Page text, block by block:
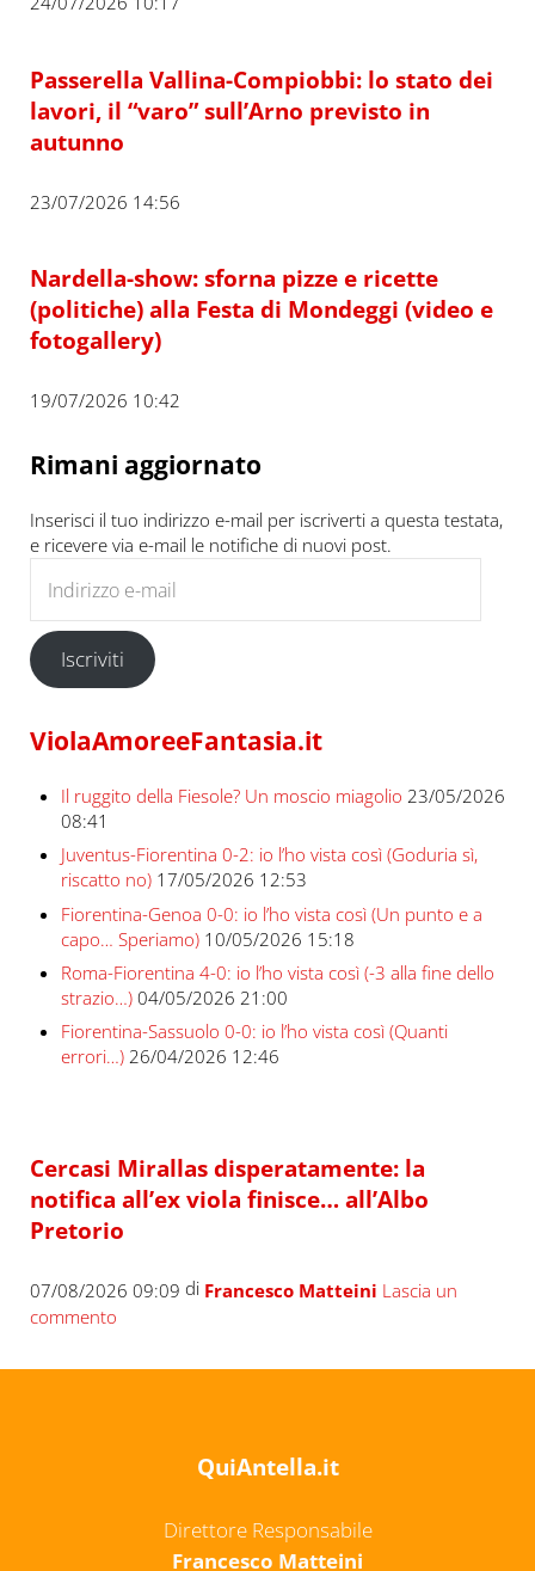
Passerella Vallina-Compiobbi: lo stato dei
lavori, il “varo” sull’Arno previsto in
autunno
23/07/2026 14:56
Nardella-show: sforna pizze e ricette
(politiche) alla Festa di Mondeggi (video e
fotogallery)
19/07/2026 10:42
Rimani aggiornato
Inserisci il tuo indirizzo e-mail per iscriverti a questa testata,
e ricevere via e-mail le notifiche di nuovi post.
Iscriviti
ViolaAmoreeFantasia.it
Il ruggito della Fiesole? Un moscio miagolio 23/05/2026
08:41
Juventus-Fiorentina 0-2: io l’ho vista così (Goduria sì,
riscatto no) 17/05/2026 12:53
Fiorentina-Genoa 0-0: io l’ho vista così (Un punto e a
capo… Speriamo) 10/05/2026 15:18
Roma-Fiorentina 4-0: io l’ho vista così (-3 alla fine dello
strazio…) 04/05/2026 21:00
Fiorentina-Sassuolo 0-0: io l’ho vista così (Quanti
errori…) 26/04/2026 12:46
Cercasi Mirallas disperatamente: la
notifica all’ex viola finisce… all’Albo
Pretorio
07/08/2026 09:09 di Francesco Matteini Lascia un
commento
QuiAntella.it
Direttore Responsabile
Francesco Matteini